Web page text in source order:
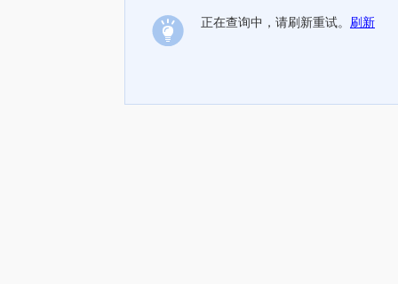
正在查询中，请刷新重试。 刷新